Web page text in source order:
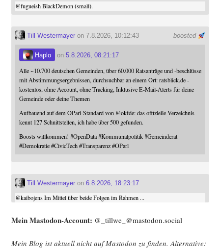
@fugueishBlackDemon (small).
boosted
Till Westermayeron 7.8.2026, 10:12:43
Haplo on 5.8.2026, 08:21:17
Alle ~10.700 deutschen Gemeinden, über 60.000 Ratsanträge und -beschlüsse
mit Abstimmungsergebnissen, durchsuchbar an einem Ort: ratsblick.de -
kostenlos, ohne Account, ohne Tracking, Inklusive E-Mail-Alerts für deine
Gemeinde oder deine Themen
Aufbauend auf dem OParl-Standard von @okfde: das offizielle Verzeichnis
kennt 127 Schnittstellen, ich habe über 500 gefunden.
Boosts willkommen! #OpenData #Kommunalpolitik #Gemeinderat
#Demokratie #CivicTech #Transparenz #OParl
Till Westermayeron 6.8.2026, 18:23:17
@kaibojensIm Mittel über beide Folgen im Rahmen ...
Mein Mast­o­don-Account: @_tillwe_@mastodon.social
Mein Blog ist aktu­ell nicht auf Mast­o­don zu fin­den. Alter­na­ti­ve: